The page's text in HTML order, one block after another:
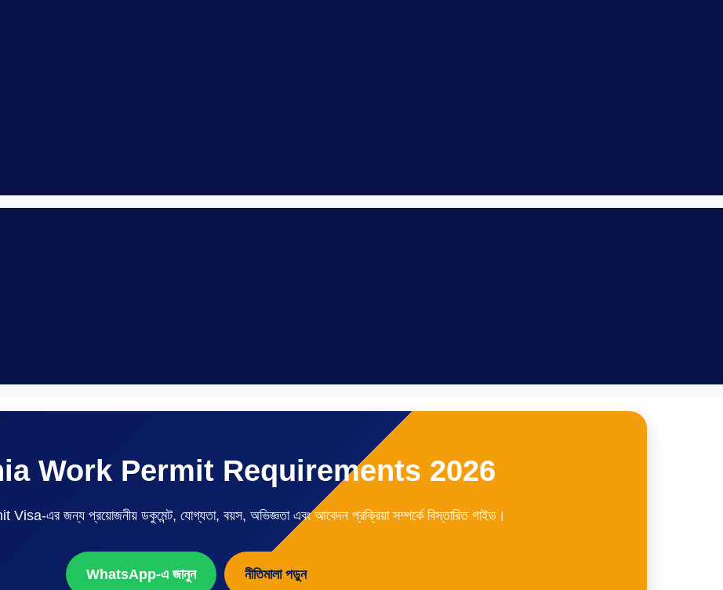
Work Permit Requirements 2026
Visa-এর জন্য প্রয়োজনীয় ডকুমেন্ট, যোগ্যতা, বয়স, অভিজ্ঞতা এবং আবেদন প্রক্রিয়া সম্পর্কে বিস্তারিত গাইড।
WhatsApp-এ জানুন নীতিমালা পড়ুন